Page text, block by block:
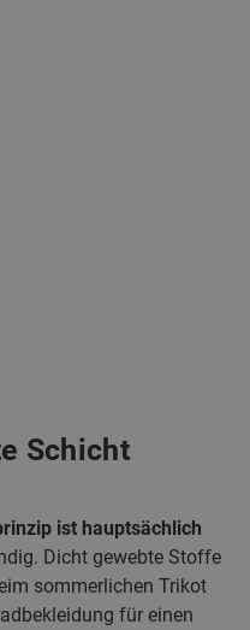
Schicht
ist hauptsächlich
Dicht gewebte Stoffe
sommerlichen Trikot
für einen